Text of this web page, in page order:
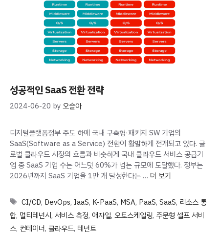
성공적인 SaaS 전환 전략
2024-06-20 by오슬아
디지털플랫폼정부 주도 하에 국내 구축형·패키지 SW 기업의
SaaS(Software as a Service) 전환이 활발하게 전개되고 있다. 글
로벌 클라우드 시장의 흐름과 비슷하게 국내 클라우드 서비스 공급기
업 중 SaaS 기업 수는 어느덧 60%가 넘는 규모에 도달했다. 정부는
2026년까지 SaaS 기업을 1만 개 달성한다는 … 더 보기
Tags
CI/CD, DevOps, IaaS, K-PaaS, MSA, PaaS, SaaS, 리소스 통
합, 멀티테넌시, 서비스 측정, 애자일, 오토스케일링, 주문형 셀프 서비
스, 컨테이너, 클라우드, 테넌트